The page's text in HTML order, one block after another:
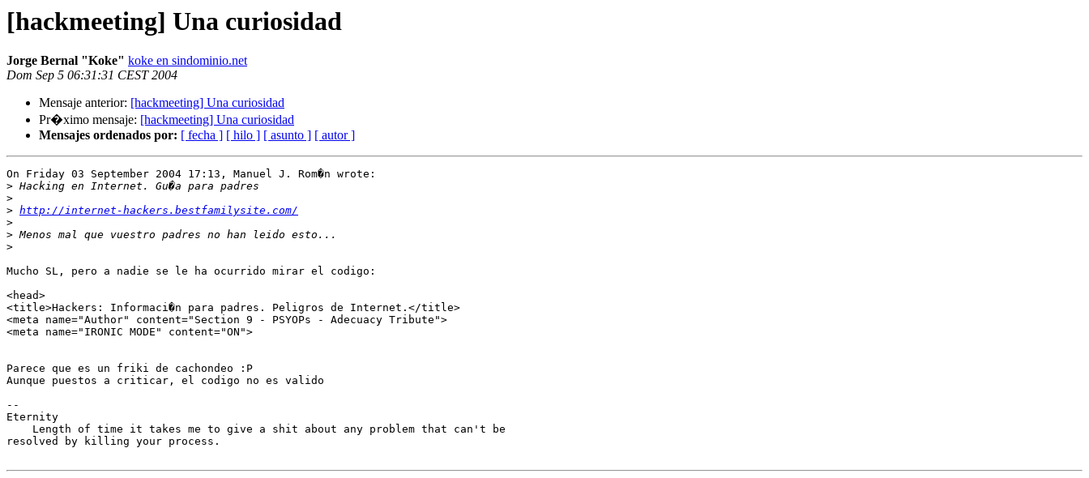
[hackmeeting] Una curiosidad
Jorge Bernal "Koke" koke en sindominio.net
Dom Sep 5 06:31:31 CEST 2004
Mensaje anterior: [hackmeeting] Una curiosidad
Pr�ximo mensaje: [hackmeeting] Una curiosidad
Mensajes ordenados por: [ fecha ] [ hilo ] [ asunto ] [ autor ]
On Friday 03 September 2004 17:13, Manuel J. Rom�n wrote:
>
>
> http://internet-hackers.bestfamilysite.com/
>
>
>
Mucho SL, pero a nadie se le ha ocurrido mirar el codigo:
<head>
<title>Hackers: Informaci�n para padres. Peligros de Internet.</title>
<meta name="Author" content="Section 9 - PSYOPs - Adecuacy Tribute">
<meta name="IRONIC MODE" content="ON">
Parece que es un friki de cachondeo :P
Aunque puestos a criticar, el codigo no es valido
--
Eternity
    Length of time it takes me to give a shit about any problem that can't be
resolved by killing your process.